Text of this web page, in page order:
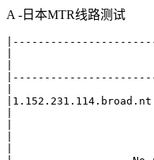
A -日本MTR线路测试
|
|
|
|
|
|
|